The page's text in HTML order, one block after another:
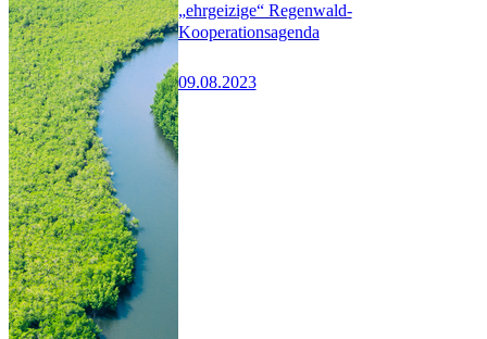
„ehrgeizige“ Regenwald-
Kooperationsagenda
09.08.2023